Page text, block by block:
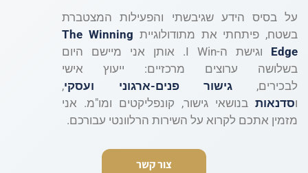
על בסיס הידע שגיבשתי והפעילות המצטברת
בשטח, פיתחתי את מתודולוגיית The Winning
Edge
וגישת ה-I Win. אותן אני מיישם היום
בשלושה ערוצים מרכזיים: ייעוץ אישי
לבכירים,גישור פנים-ארגוני ועסקי,
וסדנאות בנושאי גישור, קונפליקטים ומו"מ. אני
מזמין אתכם לקרוא על השירות הרלוונטי עבורכם.
צור קשר